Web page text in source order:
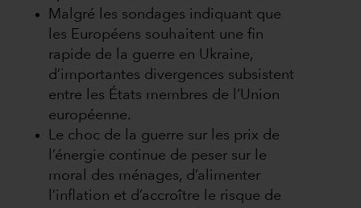
Malgré les sondages indiquant que
les Européens souhaitent une fin
rapide de la guerre en Ukraine,
d’importantes divergences subsistent
entre les États membres de l’Union
européenne.
Le choc de la guerre sur les prix de
l’énergie continue de peser sur le
moral des ménages, d’alimenter
l’inflation et d’accroître le risque de